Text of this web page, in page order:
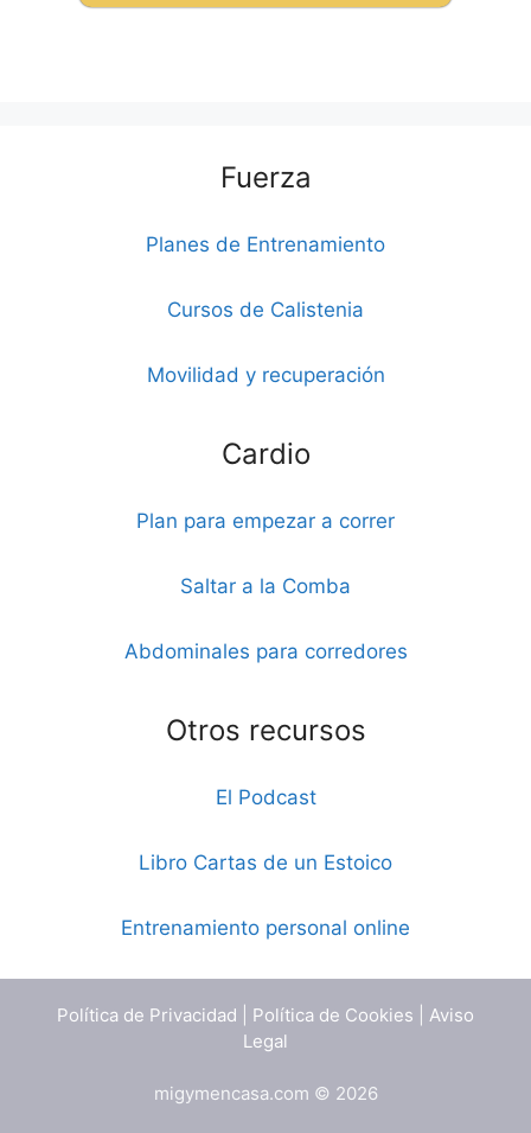
Fuerza
Planes de Entrenamiento
Cursos de Calistenia
Movilidad y recuperación
Cardio
Plan para empezar a correr
Saltar a la Comba
Abdominales para corredores
Otros recursos
El Podcast
Libro Cartas de un Estoico
Entrenamiento personal online
Política de Privacidad Política de Cookies
Aviso
Legal
migymencasa.com © 2026